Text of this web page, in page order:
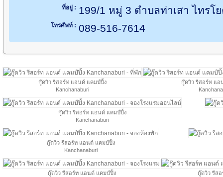
ที่อยู่ : 199/1 หมู่ 3 ตำบลท่าเสา ไทรโ
โทรศัพท์ : 089-516-7614
กู๊ดวิว รีสอร์ท แอนด์ แคมป์ปิ้ง
Kanchanaburi
กู๊ดวิว รีสอร์ท แอ
กู๊ดวิว รีสอร์ท แอนด์ แคมป์ปิ้ง
Kanchanaburi
กู๊ดวิว รีสอร์ท แอนด์ แคมป์ปิ้ง
Kanchanaburi
กู๊ดวิว รีสอร์ท แอนด์ แคมป์ปิ้ง
กู๊ดวิว รีส